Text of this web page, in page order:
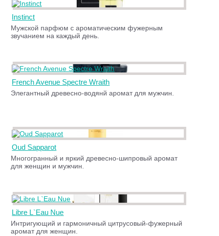
Instinct
Мужской парфюм с ароматическим фужерным
звучанием на каждый день.
French Avenue Spectre Wraith
Элегантный древесно-водянй аромат для мужчин.
Oud Sapparot
Многогранный и яркий древесно-шипровый аромат
для женщин и мужчин.
Libre L`Eau Nue
Интригующий и гармоничный цитрусовый-фужерный
аромат для женщин.